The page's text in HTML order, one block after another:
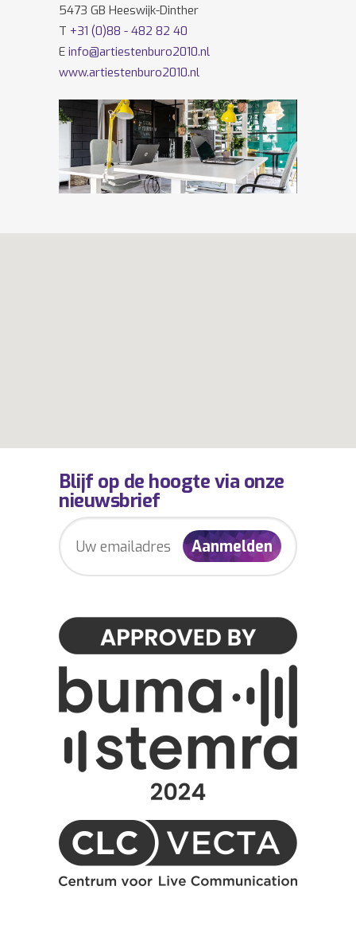
5473 GB Heeswijk-Dinther
T +31 (0)88 - 482 82 40
E info@artiestenburo2010.nl
www.artiestenburo2010.nl
Volg ons ook opFacebookenTwitter
Blijf op de hoogte via onze
nieuwsbrief